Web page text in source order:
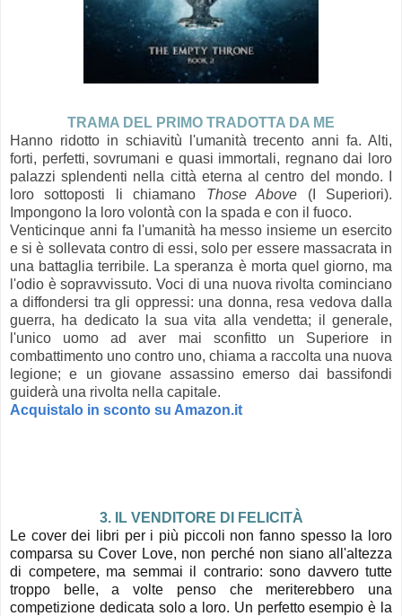
TRAMA DEL PRIMO TRADOTTA DA ME
Hanno ridotto in schiavitù l'umanità trecento anni fa. Alti,
forti, perfetti, sovrumani e quasi immortali, regnano dai loro
palazzi splendenti nella città eterna al centro del mondo. I
loro sottoposti li chiamano Those Above (I Superiori).
Impongono la loro volontà con la spada e con il fuoco.
Venticinque anni fa l'umanità ha messo insieme un esercito
e si è sollevata contro di essi, solo per essere massacrata in
una battaglia terribile. La speranza è morta quel giorno, ma
l'odio è sopravvissuto. Voci di una nuova rivolta cominciano
a diffondersi tra gli oppressi: una donna, resa vedova dalla
guerra, ha dedicato la sua vita alla vendetta; il generale,
l'unico uomo ad aver mai sconfitto un Superiore in
combattimento uno contro uno, chiama a raccolta una nuova
legione; e un giovane assassino emerso dai bassifondi
guiderà una rivolta nella capitale.
Acquistalo in sconto su Amazon.it
3. IL VENDITORE DI FELICITÀ
Le cover dei libri per i più piccoli non fanno spesso la loro
comparsa su Cover Love, non perché non siano all'altezza
di competere, ma semmai il contrario: sono davvero tutte
troppo belle, a volte penso che meriterebbero una
competizione dedicata solo a loro. Un perfetto esempio è la